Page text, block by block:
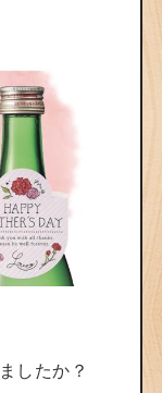
したか？